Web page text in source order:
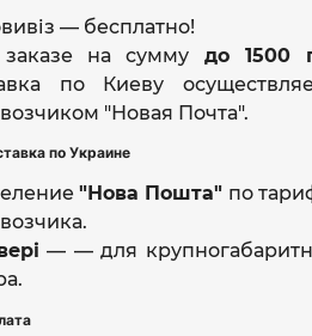
— бесплатно!
на сумму до 1500
по Киеву
"Новая Почта".
по Украине
"Нова Пошта" по
— — для